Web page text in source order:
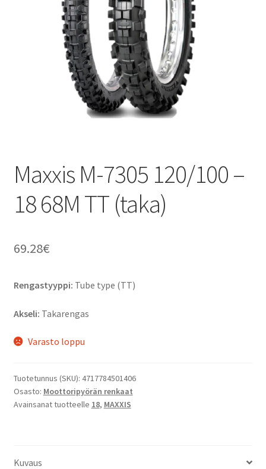
Maxxis M-7305 120/100 –
18 68M TT (taka)
69.28€
Rengastyyppi: Tube type (TT)
Akseli: Takarengas
Varasto loppu
Tuotetunnus (SKU): 4717784501406
Osasto: Moottoripyörän renkaat
Avainsanat tuotteelle 18, MAXXIS
Kuvaus